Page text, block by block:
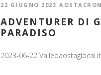
22 GIUGNO 2023
ADVENTURER DI
PARADISO
2023-06-22